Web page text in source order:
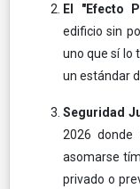
El "Efecto
edificio sin
uno que sí lo
un estándar
Seguridad
2026 donde
asomarse
privado o